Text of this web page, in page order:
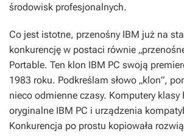
środowisk profesjonalnych.
Co jest istotne, przenośny IBM już na
konkurencję w postaci równie
Portable. Ten klon IBM PC swoją
1983 roku. Podkreślam słowo „klon”,
nieco odmienne czasy. Komputery klasy
oryginalne IBM PC i urządzenia
Konkurencja po prostu kopiowała